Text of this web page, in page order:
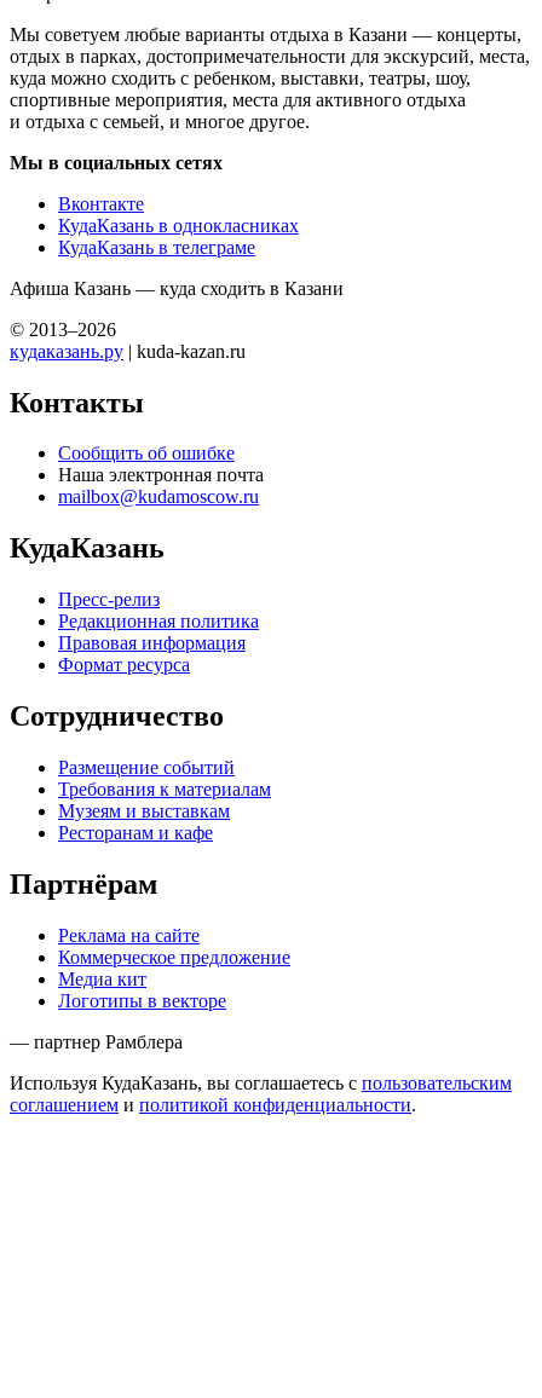
Мы советуем любые варианты отдыха в Казани — концерты,
отдых в парках, достопримечательности для экскурсий, места,
куда можно сходить с ребенком, выставки, театры, шоу,
спортивные мероприятия, места для активного отдыха
и отдыха с семьей, и многое другое.
Мы в социальных сетях
Вконтакте
КудаКазань в однокласниках
КудаКазань в телеграме
Афиша Казань — куда сходить в Казани
© 2013–2026
кудаказань.ру | kuda-kazan.ru
Контакты
Сообщить об ошибке
Наша электронная почта
mailbox@kudamoscow.ru
КудаКазань
Пресс-релиз
Редакционная политика
Правовая информация
Формат ресурса
Сотрудничество
Размещение событий
Требования к материалам
Музеям и выставкам
Ресторанам и кафе
Партнёрам
Реклама на сайте
Коммерческое предложение
Медиа кит
Логотипы в векторе
— партнер Рамблера
Используя КудаКазань, вы соглашаетесь с пользовательским
соглашением и политикой конфиденциальности.